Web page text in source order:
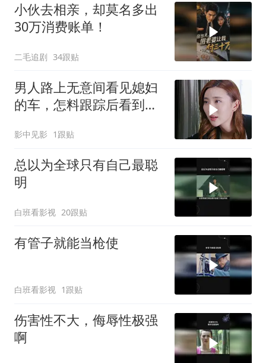
小伙去相亲，却莫名多出
30万消费账单！
二毛追剧 34跟贴
男人路上无意间看见媳妇
的车，怎料跟踪后看到的
影中见影 1跟贴
总以为全球只有自己最聪
明
白班看影视 20跟贴
有管子就能当枪使
白班看影视 1跟贴
伤害性不大，侮辱性极强
啊